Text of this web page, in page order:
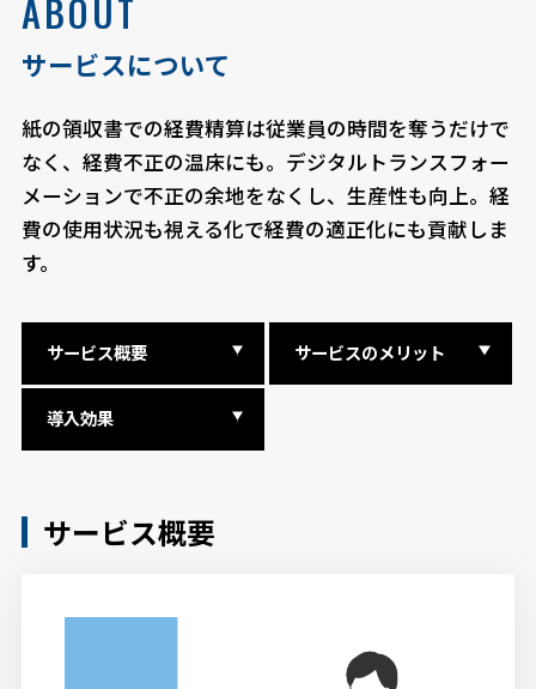
ABOUT
サービスについて
紙の領収書での経費精算は従業員の時間を奪うだけで
なく、経費不正の温床にも。デジタルトランスフォー
メーションで不正の余地をなくし、生産性も向上。経
費の使用状況も視える化で経費の適正化にも貢献しま
す。
サービス概要 サービスのメリット
導入効果
サービス概要